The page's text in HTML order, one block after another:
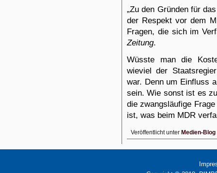
„Zu den Gründen für
der Respekt vor dem
Fragen, die sich im
Zeitung.
Wüsste man die
wieviel der
war. Denn um Einfluss
sein. Wie sonst ist es
die zwangsläufige
ist, was beim MDR
Veröffentlicht unter Medien-Blog